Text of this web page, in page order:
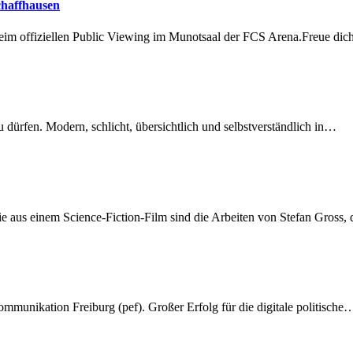
offiziellen Public Viewing im Munotsaal der FCS Arena.Freue
dürfen. Modern, schlicht, übersichtlich und selbstverständlich in…
einem Science-Fiction-Film sind die Arbeiten von Stefan
Freiburg (pef). Großer Erfolg für die digitale